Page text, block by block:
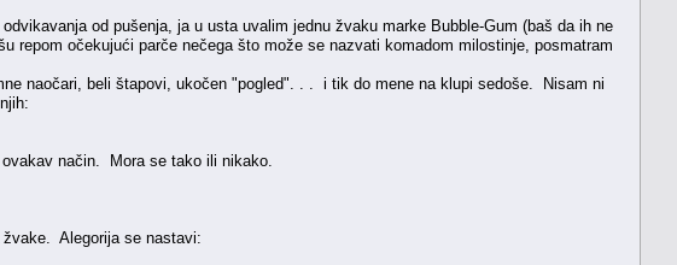
od pušenja, ja u usta uvalim jednu žvaku marke Bubble-Gum (baš da ih ne
očekujući parče nečega što može se nazvati komadom milostinje, posmatram
naočari, beli štapovi, ukočen "pogled". . . i tik do mene na klupi sedoše. Nisam ni
način. Mora se tako ili nikako.
Alegorija se nastavi: